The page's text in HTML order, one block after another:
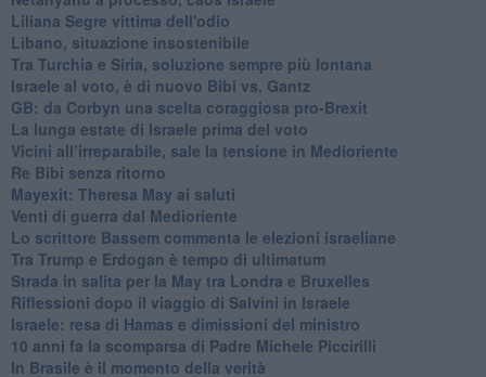
Liliana Segre vittima dell'odio
Libano, situazione insostenibile
Tra Turchia e Siria, soluzione sempre più lontana
Israele al voto, è di nuovo Bibi vs. Gantz
GB: da Corbyn una scelta coraggiosa pro-Brexit
La lunga estate di Israele prima del voto
Vicini all’irreparabile, sale la tensione in Medioriente
Re Bibi senza ritorno
Mayexit: Theresa May ai saluti
Venti di guerra dal Medioriente
Lo scrittore Bassem commenta le elezioni israeliane
Tra Trump e Erdogan è tempo di ultimatum
Strada in salita per la May tra Londra e Bruxelles
Riflessioni dopo il viaggio di Salvini in Israele
Israele: resa di Hamas e dimissioni del ministro
10 anni fa la scomparsa di Padre Michele Piccirilli
In Brasile è il momento della verità